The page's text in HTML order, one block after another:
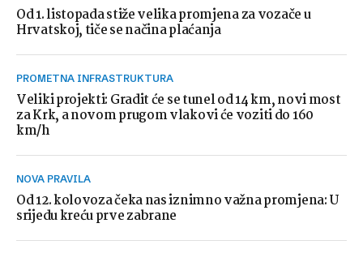
Od 1. listopada stiže velika promjena za vozače u
Hrvatskoj, tiče se načina plaćanja
PROMETNA INFRASTRUKTURA
Veliki projekti: Gradit će se tunel od 14 km, novi most
za Krk, a novom prugom vlakovi će voziti do 160
km/h
NOVA PRAVILA
Od 12. kolovoza čeka nas iznimno važna promjena: U
srijedu kreću prve zabrane